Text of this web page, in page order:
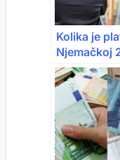
Kolika je
Njemačkoj
Evo koliko
radnicima
ostane na
mjeseca